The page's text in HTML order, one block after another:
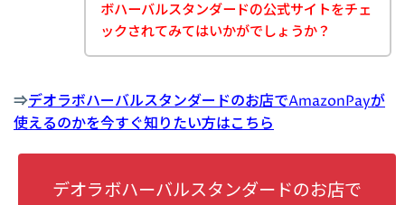
ボハーバルスタンダードの公式サイトをチェ
ックされてみてはいかがでしょうか？
⇒デオラボハーバルスタンダードのお店でAmazonPayが
使えるのかを今すぐ知りたい方はこちら
デオラボハーバルスタンダードのお店で